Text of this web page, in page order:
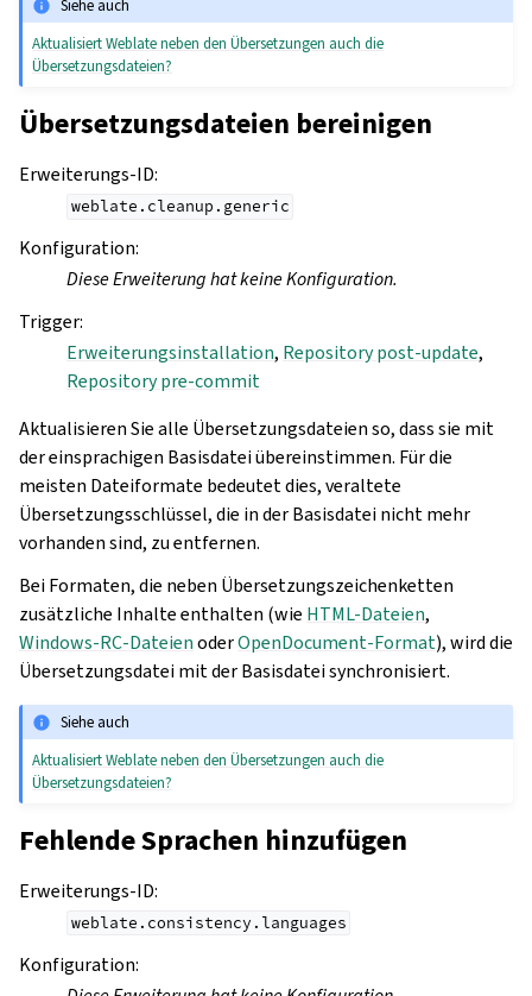
Siehe auch
Aktualisiert Weblate neben den Übersetzungen auch die
Übersetzungsdateien?
Übersetzungsdateien bereinigen
Erweiterungs-ID:
weblate.cleanup.generic
Konfiguration:
Diese Erweiterung hat keine Konfiguration.
Trigger:
Erweiterungsinstallation, Repository post-update,
Repository pre-commit
Aktualisieren Sie alle Übersetzungsdateien so, dass sie mit
der einsprachigen Basisdatei übereinstimmen. Für die
meisten Dateiformate bedeutet dies, veraltete
Übersetzungsschlüssel, die in der Basisdatei nicht mehr
vorhanden sind, zu entfernen.
Bei Formaten, die neben Übersetzungszeichenketten
zusätzliche Inhalte enthalten (wie HTML-Dateien,
Windows-RC-DateienoderOpenDocument-Format), wird die
Übersetzungsdatei mit der Basisdatei synchronisiert.
Siehe auch
Aktualisiert Weblate neben den Übersetzungen auch die
Übersetzungsdateien?
Fehlende Sprachen hinzufügen
Erweiterungs-ID:
weblate.consistency.languages
Konfiguration: